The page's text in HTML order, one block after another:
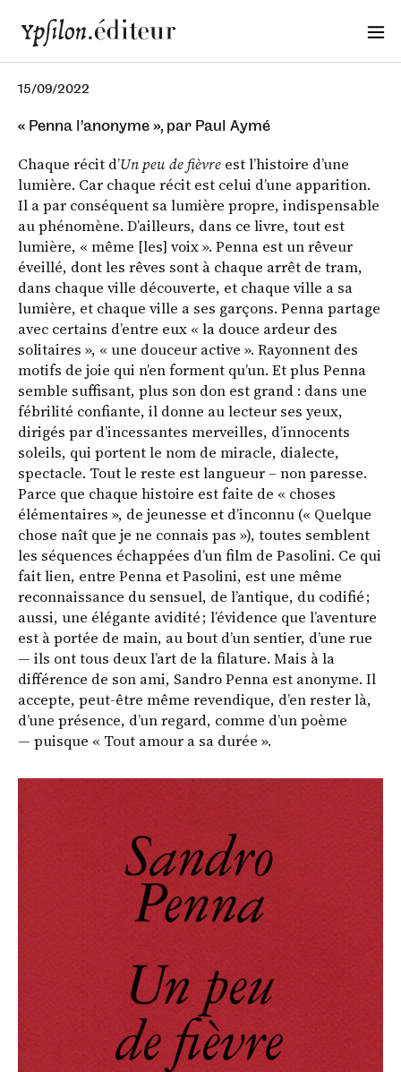
15/09/2022
« Penna l’anonyme », par Paul Aymé
Chaque récit d’Un peu de fièvre est l’histoire d’une
lumière. Car chaque récit est celui d’une apparition.
Il a par conséquent sa lumière propre, indispensable
au phénomène. D’ailleurs, dans ce livre, tout est
lumière, « même [les] voix ». Penna est un rêveur
éveillé, dont les rêves sont à chaque arrêt de tram,
dans chaque ville découverte, et chaque ville a sa
lumière, et chaque ville a ses garçons. Penna partage
avec certains d’entre eux « la douce ardeur des
solitaires », « une douceur active ». Rayonnent des
motifs de joie qui n’en forment qu’un. Et plus Penna
semble suffisant, plus son don est grand : dans une
fébrilité confiante, il donne au lecteur ses yeux,
dirigés par d’incessantes merveilles, d’innocents
soleils, qui portent le nom de miracle, dialecte,
spectacle. Tout le reste est langueur – non paresse.
Parce que chaque histoire est faite de « choses
élémentaires », de jeunesse et d’inconnu (« Quelque
chose naît que je ne connais pas »), toutes semblent
les séquences échappées d’un film de Pasolini. Ce qui
fait lien, entre Penna et Pasolini, est une même
reconnaissance du sensuel, de l’antique, du codifié ;
aussi, une élégante avidité ; l’évidence que l’aventure
est à portée de main, au bout d’un sentier, d’une rue
— ils ont tous deux l’art de la filature. Mais à la
différence de son ami, Sandro Penna est anonyme. Il
accepte, peut-être même revendique, d’en rester là,
d’une présence, d’un regard, comme d’un poème
— puisque « Tout amour a sa durée ».